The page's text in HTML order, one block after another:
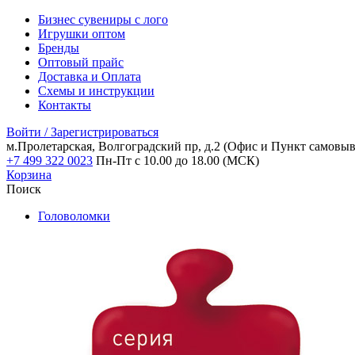
Бизнес сувениры с лого
Игрушки оптом
Бренды
Оптовый прайс
Доставка и Оплата
Схемы и инструкции
Контакты
Войти / Зарегистрироваться
м.Пролетарская, Волгоградский пр, д.2 (Офис и Пункт
+7 499 322 0023 Пн-Пт с 10.00 до 18.00 (МСК)
Корзина
Поиск
Головоломки